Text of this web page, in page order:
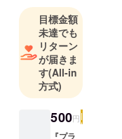
目標金額
未達でも
リターン
が届きま
す(All-in
方式)
500円
『プラ